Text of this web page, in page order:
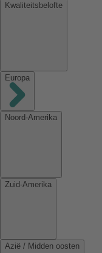
Kwaliteitsbelofte
Europa
Noord-Amerika
Zuid-Amerika
Azië / Midden oosten